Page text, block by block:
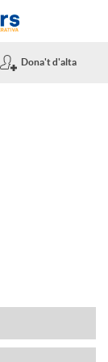
Dona't d'alta